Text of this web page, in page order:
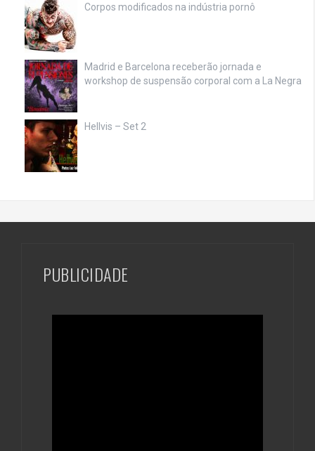
Corpos modificados na indústria pornô
Madrid e Barcelona receberão jornada e
workshop de suspensão corporal com a La Negra
Hellvis – Set 2
PUBLICIDADE